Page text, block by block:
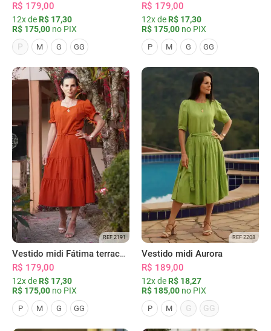
R$ 179,00
12x de R$ 17,30
R$ 175,00 no PIX
P
M G GG
R$ 179,00
12x de R$ 17,30
R$ 175,00 no PIX
P M G GG
REF 2191
Vestido midi Fátima terracota
R$ 179,00
12x de R$ 17,30
R$ 175,00 no PIX
P M G GG
REF 2208
Vestido midi Aurora
R$ 189,00
12x de R$ 18,27
R$ 185,00 no PIX
P M G GG